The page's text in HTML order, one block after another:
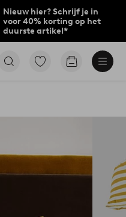
Nieuw hier? Schrijf je in
voor 40% korting op het
duurste artikel*
Ga
Go